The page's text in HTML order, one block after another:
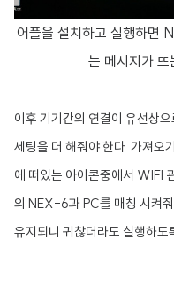
어플을 설치하고 실행하면
는 메시지가 뜨
이후 기기간의 연결이 유선상
세팅을 더 해줘야 한다. 가져
에 떠있는 아이콘중에서 WIFI
의 NEX-6과 PC를 매칭 시켜
유지되니 귀찮더라도 실행하도